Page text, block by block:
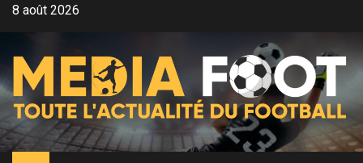
Aller8 août 2026